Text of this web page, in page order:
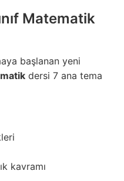
Matematik
başlanan yeni
dersi 7 ana tema
kavramı